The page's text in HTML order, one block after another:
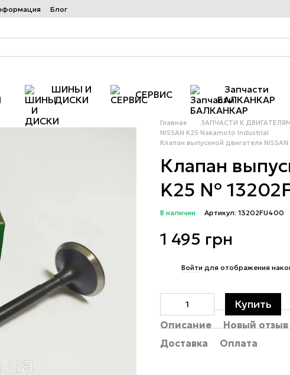
Блог
ШИНЫ И
ДИСКИ
СЕРВИС
Запчасти
БАЛКАНКАР
Главная ЗАПЧАСТИ К
NISSAN K25 Nakamoto Industrial
Клапан выпускной двигателя
Клапан
K25 №
В наличии Артикул: 13202FU400
1 495 грн
Войти для отображения
Купить
Описание
Новый
Доставка
Оплата